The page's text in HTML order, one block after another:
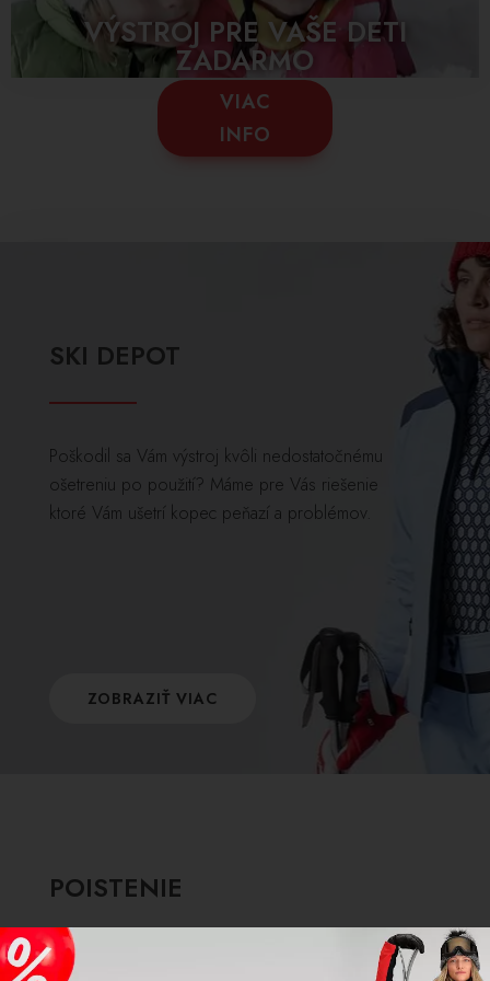
VÝSTROJ PRE VAŠE DETI
ZADARMO
VIAC
INFO
SKI DEPOT
Poškodil sa Vám výstroj kvôli nedostatočnému
ošetreniu po použití? Máme pre Vás riešenie
ktoré Vám ušetrí kopec peňazí a problémov.
ZOBRAZIŤ VIAC
POISTENIE